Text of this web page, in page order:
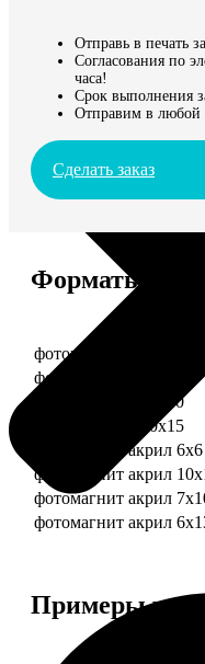
Отправь в печать
Согласования по
часа!
Срок выполнения
Отправим в
Сделать заказ
Форматы и
Услуга
фотомагниты 6х6
фотомагнит 7х10
фотомагниты 10х10
фотомагниты 10х15
фотомагнит акрил 6х6
фотомагнит акрил
фотомагнит акрил
фотомагнит акрил
Примеры работ